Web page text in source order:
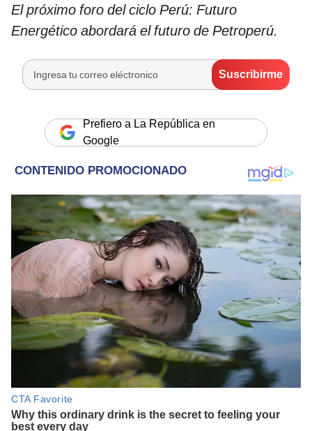
El próximo foro del ciclo Perú: Futuro
Energético abordará el futuro de Petroperú.
Prefiero a La República en
Google